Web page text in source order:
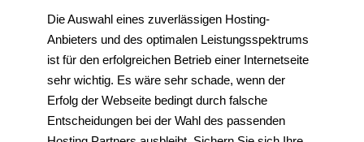
Die Auswahl eines zuverlässigen Hosting-
Anbieters und des optimalen Leistungsspektrums
ist für den erfolgreichen Betrieb einer Internetseite
sehr wichtig. Es wäre sehr schade, wenn der
Erfolg der Webseite bedingt durch falsche
Entscheidungen bei der Wahl des passenden